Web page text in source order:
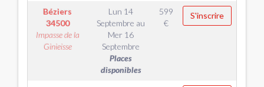
Béziers
34500
Impasse de la
Ginieisse
Lun 14
Septembre au
Mer 16
Septembre
Places
disponibles
599
€
S'inscrire